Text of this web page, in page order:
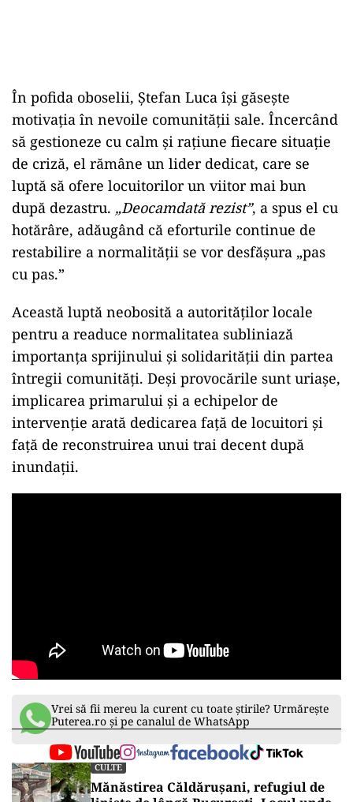
În pofida oboselii, Ștefan Luca își găsește
motivația în nevoile comunității sale. Încercând
să gestioneze cu calm și rațiune fiecare situație
de criză, el rămâne un lider dedicat, care se
luptă să ofere locuitorilor un viitor mai bun
după dezastru. „Deocamdată rezist”, a spus el cu
hotărâre, adăugând că eforturile continue de
restabilire a normalității se vor desfășura „pas
cu pas.”
Această luptă neobosită a autorităților locale
pentru a readuce normalitatea subliniază
importanța sprijinului și solidarității din partea
întregii comunități. Deși provocările sunt uriașe,
implicarea primarului și a echipelor de
intervenție arată dedicarea față de locuitori și
față de reconstruirea unui trai decent după
inundații.
Vrei să fii mereu la curent cu toate știrile? Urmărește
Puterea.ro și pe canalul de WhatsApp
CULTE
Mănăstirea Căldărușani, refugiul de